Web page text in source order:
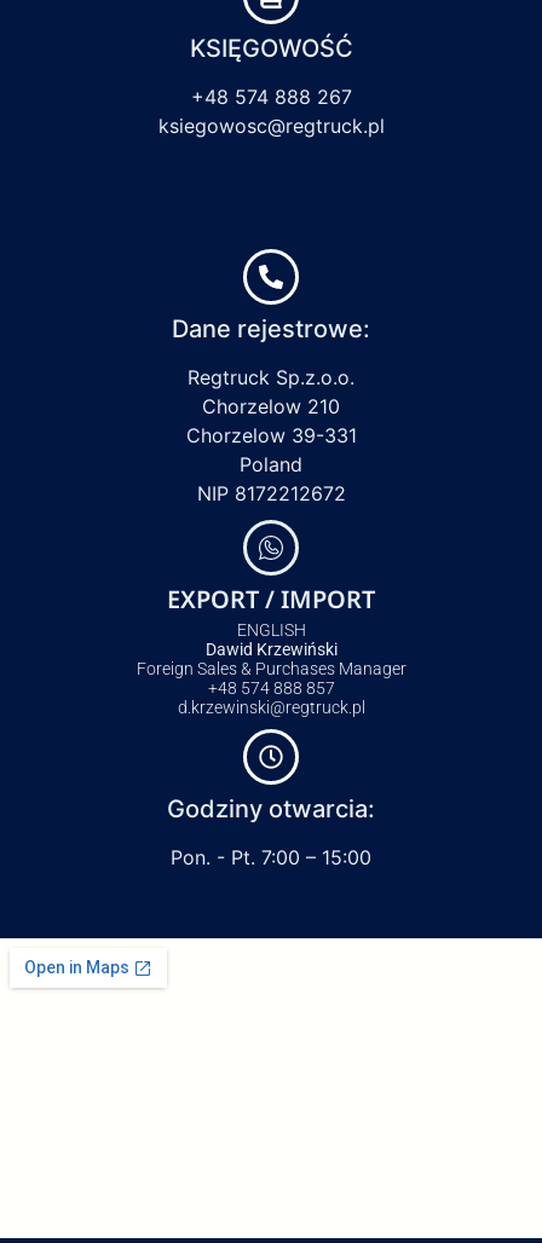
KSIĘGOWOŚĆ
+48 574 888 267
ksiegowosc@regtruck.pl
Dane rejestrowe:
Regtruck Sp.z.o.o.
Chorzelow 210
Chorzelow 39-331
Poland
NIP 8172212672
EXPORT / IMPORT
ENGLISH
Dawid Krzewiński
Foreign Sales & Purchases Manager
+48 574 888 857
d.krzewinski@regtruck.pl
Godziny otwarcia:
Pon. - Pt. 7:00 – 15:00